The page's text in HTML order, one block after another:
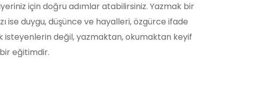
için doğru adımlar atabilirsiniz. Yazmak bir
ise duygu, düşünce ve hayalleri, özgürce ifade
isteyenlerin değil, yazmaktan, okumaktan keyif
eğitimdir.